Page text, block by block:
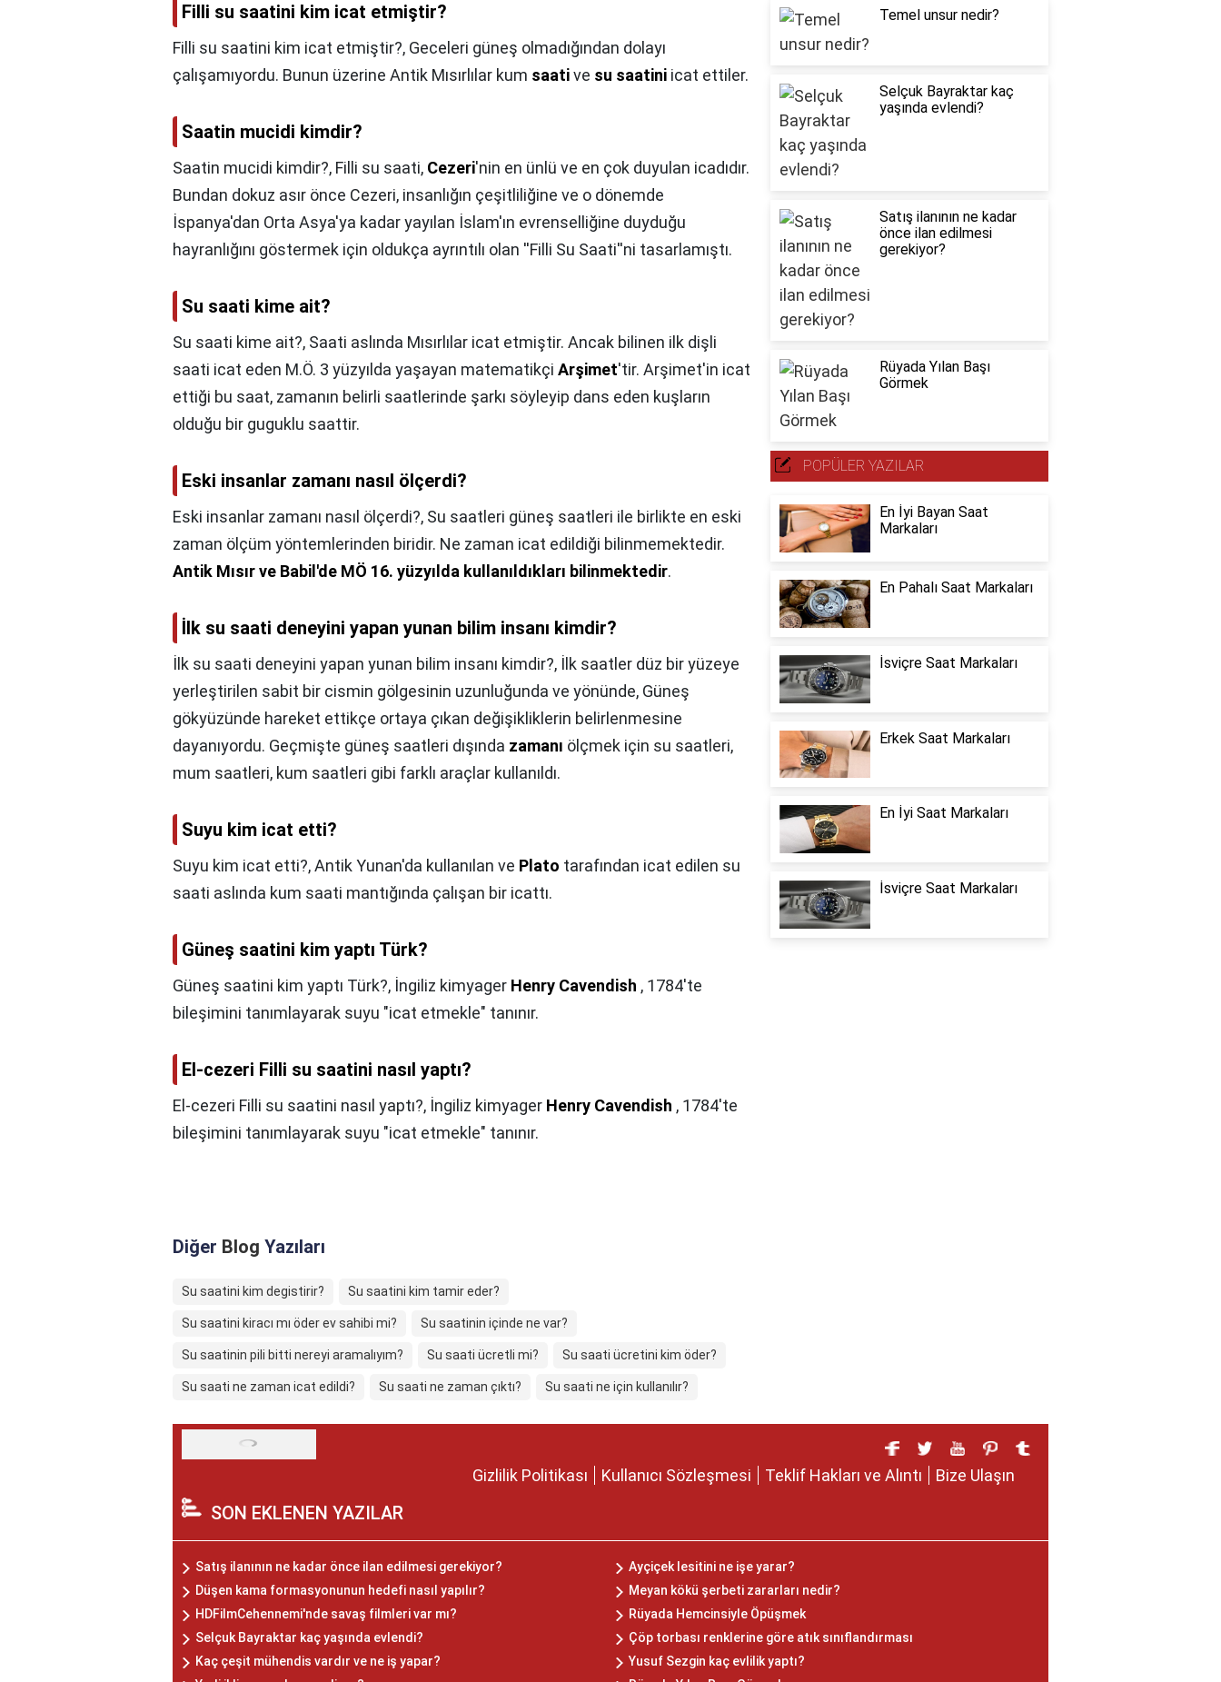
Filli su saatini kim icat etmiştir?
Filli su saatini kim icat etmiştir?, Geceleri güneş olmadığından dolayı
çalışamıyordu. Bunun üzerine Antik Mısırlılar kum saative su saatini icat ettiler.
Saatin mucidi kimdir?
Saatin mucidi kimdir?, Filli su saati, Cezeri'nin en ünlü ve en çok duyulan icadıdır.
Bundan dokuz asır önce Cezeri, insanlığın çeşitliliğine ve o dönemde
İspanya'dan Orta Asya'ya kadar yayılan İslam'ın evrenselliğine duyduğu
hayranlığını göstermek için oldukça ayrıntılı olan ''Filli Su Saati''ni tasarlamıştı.
Su saati kime ait?
Su saati kime ait?, Saati aslında Mısırlılar icat etmiştir. Ancak bilinen ilk dişli
saati icat eden M.Ö. 3 yüzyılda yaşayan matematikçi Arşimet'tir. Arşimet'in icat
ettiği bu saat, zamanın belirli saatlerinde şarkı söyleyip dans eden kuşların
olduğu bir guguklu saattir.
Eski insanlar zamanı nasıl ölçerdi?
Eski insanlar zamanı nasıl ölçerdi?, Su saatleri güneş saatleri ile birlikte en eski
zaman ölçüm yöntemlerinden biridir. Ne zaman icat edildiği bilinmemektedir.
Antik Mısır ve Babil'de MÖ 16. yüzyılda kullanıldıkları bilinmektedir.
İlk su saati deneyini yapan yunan bilim insanı kimdir?
İlk su saati deneyini yapan yunan bilim insanı kimdir?, İlk saatler düz bir yüzeye
yerleştirilen sabit bir cismin gölgesinin uzunluğunda ve yönünde, Güneş
gökyüzünde hareket ettikçe ortaya çıkan değişikliklerin belirlenmesine
dayanıyordu. Geçmişte güneş saatleri dışında zamanı ölçmek için su saatleri,
mum saatleri, kum saatleri gibi farklı araçlar kullanıldı.
Suyu kim icat etti?
Suyu kim icat etti?,Antik Yunan'da kullanılan ve Plato tarafından icat edilen su
saati aslında kum saati mantığında çalışan bir icattı.
Güneş saatini kim yaptı Türk?
Güneş saatini kim yaptı Türk?, İngiliz kimyager Henry Cavendish , 1784'te
bileşimini tanımlayarak suyu "icat etmekle" tanınır.
El-cezeri Filli su saatini nasıl yaptı?
El-cezeri Filli su saatini nasıl yaptı?, İngiliz kimyager Henry Cavendish , 1784'te
bileşimini tanımlayarak suyu "icat etmekle" tanınır.
Diğer Blog Yazıları
Su saatini kim degistirir? Su saatini kim tamir eder?
Su saatini kiracı mı öder ev sahibi mi? Su saatinin içinde ne var?
Su saatinin pili bitti nereyi aramalıyım? Su saati ücretli mi? Su saati ücretini kim öder?
Su saati ne zaman icat edildi? Su saati ne zaman çıktı? Su saati ne için kullanılır?
Temel unsur nedir?
Selçuk Bayraktar kaç
yaşında evlendi?
Satış ilanının ne kadar
önce ilan edilmesi
gerekiyor?
Rüyada Yılan Başı
Görmek
POPÜLER YAZILAR
En İyi Bayan Saat
Markaları
En Pahalı Saat Markaları
İsviçre Saat Markaları
Erkek Saat Markaları
En İyi Saat Markaları
İsviçre Saat Markaları
Gizlilik Politikası Kullanıcı Sözleşmesi Teklif Hakları ve Alıntı Bize Ulaşın
SON EKLENEN YAZILAR
Satış ilanının ne kadar önce ilan edilmesi gerekiyor?
Ayçiçek lesitini ne işe yarar?
Düşen kama formasyonunun hedefi nasıl yapılır?
Meyan kökü şerbeti zararları nedir?
HDFilmCehennemi'nde savaş filmleri var mı?
Rüyada Hemcinsiyle Öpüşmek
Selçuk Bayraktar kaç yaşında evlendi?
Çöp torbası renklerine göre atık sınıflandırması
Kaç çeşit mühendis vardır ve ne iş yapar?
Yusuf Sezgin kaç evlilik yaptı?